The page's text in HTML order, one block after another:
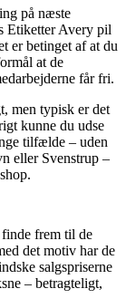
på næste
Etiketter Avery pil
er betinget af at du
at de
får fri.
men typisk er det
kunne du udse
tilfælde – uden
eller Svenstrup –
frem til de
det motiv har de
salgspriserne
– betragteligt,